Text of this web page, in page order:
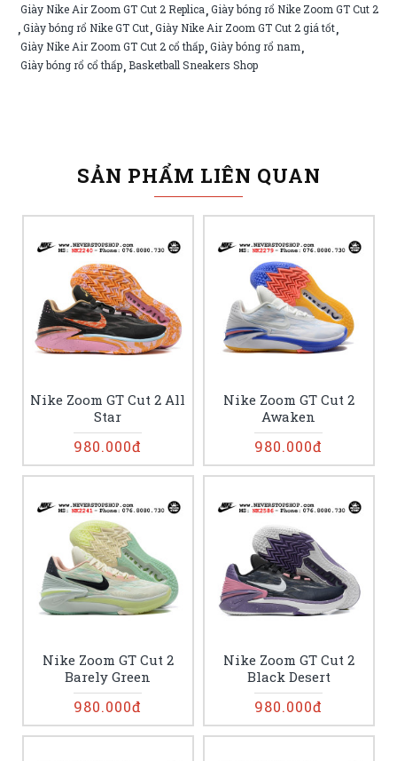
Giày Nike Air Zoom GT Cut 2 Replica,Giày bóng rổ Nike Zoom GT Cut 2
,Giày bóng rổ Nike GT Cut,Giày Nike Air Zoom GT Cut 2 giá tốt,
Giày Nike Air Zoom GT Cut 2 cổ thấp,Giày bóng rổ nam,
Giày bóng rổ cổ thấp,Basketball Sneakers Shop
SẢN PHẨM LIÊN QUAN
Nike Zoom GT Cut 2 All
Star
980.000đ
Nike Zoom GT Cut 2
Awaken
980.000đ
Nike Zoom GT Cut 2
Barely Green
980.000đ
Nike Zoom GT Cut 2
Black Desert
980.000đ